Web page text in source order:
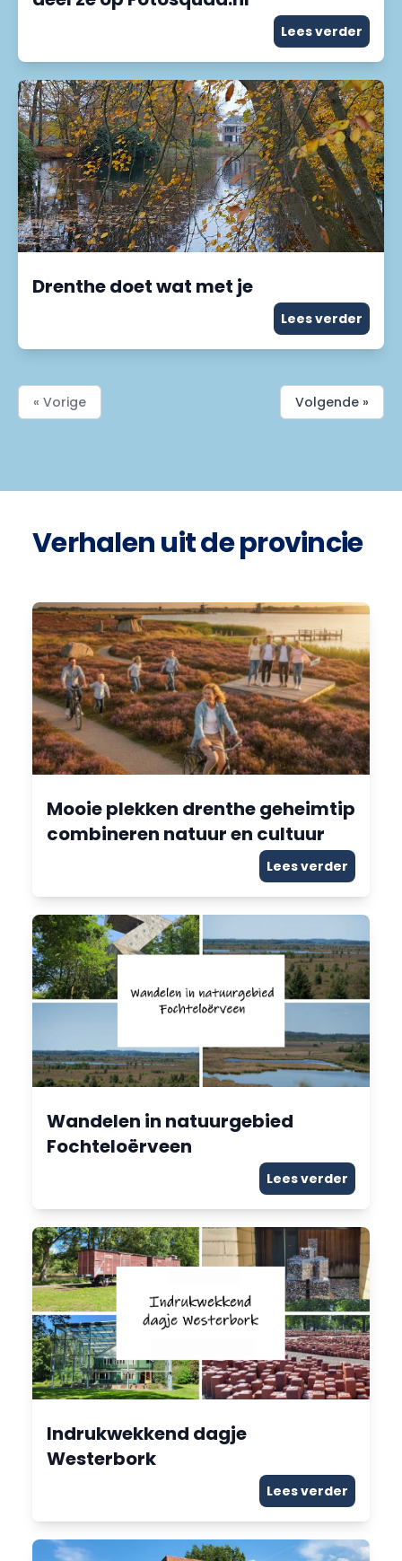
Lees verder
Drenthe doet wat met je
Lees verder
« Vorige Volgende »
Verhalen uit de provincie
Mooie plekken drenthe geheimtip
combineren natuur en cultuur
Lees verder
Wandelen in natuurgebied
Fochteloërveen
Lees verder
Indrukwekkend dagje
Westerbork
Lees verder